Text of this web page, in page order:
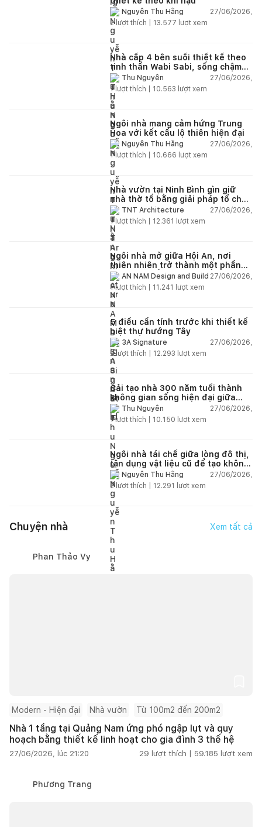
Nguyễn Thu Hằng
27/06/2026,
2lượt thích | 13.577 lượt xem
Nhà cấp 4 bên suối thiết kế theo
tinh thần Wabi Sabi, sống chậm
giữa thiên nhiên
Thu Nguyễn
27/06/2026,
1lượt thích | 10.563 lượt xem
Ngôi nhà mang cảm hứng Trung
Hoa với kết cấu lộ thiên hiện đại
Nguyễn Thu Hằng
27/06/2026,
1lượt thích | 10.666 lượt xem
Nhà vườn tại Ninh Bình gìn giữ
nhà thờ tổ bằng giải pháp tổ chức
lại không gian
TNT Architecture
27/06/2026,
1lượt thích | 12.361 lượt xem
Ngôi nhà mở giữa Hội An, nơi
thiên nhiên trở thành một phần
của cuộc sống
AN NAM Design and Build 27/06/2026,
1lượt thích | 11.241 lượt xem
5 điều cần tính trước khi thiết kế
biệt thự hướng Tây
3A Signature
27/06/2026,
2lượt thích | 12.293 lượt xem
Cải tạo nhà 300 năm tuổi thành
không gian sống hiện đại giữa
thiên nhiên
Thu Nguyễn
27/06/2026,
1lượt thích | 10.150 lượt xem
Ngôi nhà tái chế giữa lòng đô thị,
tận dụng vật liệu cũ để tạo không
gian sống linh hoạt
Nguyễn Thu Hằng
27/06/2026,
2lượt thích | 12.291 lượt xem
Chuyện nhà Xem tất cả
Phan Thảo Vy
Modern - Hiện đại Nhà vườn Từ 100m2 đến 200m2
Nhà 1 tầng tại Quảng Nam ứng phó ngập lụt và quy
hoạch bằng thiết kế linh hoạt cho gia đình 3 thế hệ
27/06/2026, lúc 21:20 29 lượt thích | 59.185 lượt xem
Phương Trang